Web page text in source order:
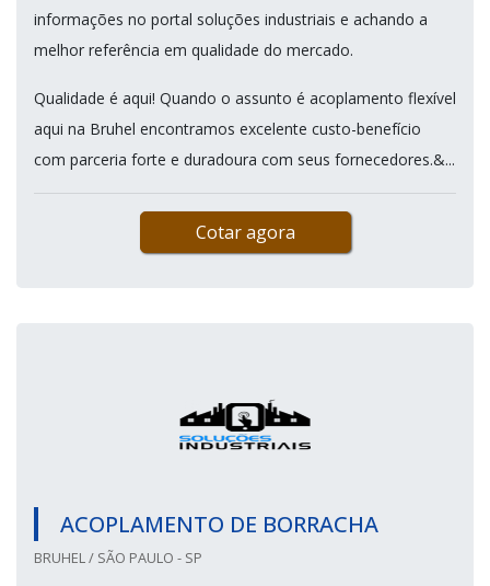
informações no portal soluções industriais e achando a
melhor referência em qualidade do mercado.
Qualidade é aqui! Quando o assunto é acoplamento flexível
aqui na Bruhel encontramos excelente custo-benefício
com parceria forte e duradoura com seus fornecedores.&...
Cotar agora
ACOPLAMENTO DE BORRACHA
BRUHEL / SÃO PAULO - SP